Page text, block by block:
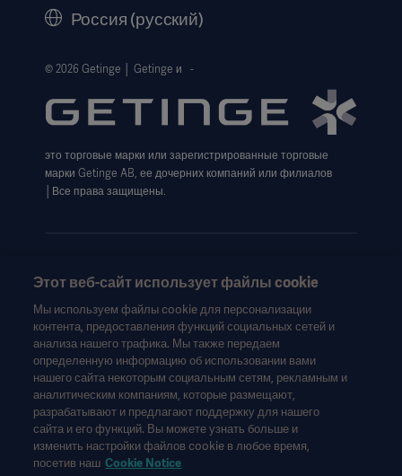
Website Privacy Policy
Website use disclaimer
Cookie Notice
Data Subject Request Form
Россия (русский)
© 2026 Getinge │ Getinge и -
это торговые марки или зарегистрированные торговые
марки Getinge AB, ее дочерних компаний или филиалов
│Все права защищены.
Эта информация предназначена исключительно для
медицинских работников или других профессиональных
аудиторий и носит сугубо информационный характер, не
является исчерпывающей и поэтому не может
рассматриваться как замена инструкции по эксплуатации,
руководства по техническому обслуживанию или
медицинской консультации. Getinge не несет
ответственности за любое действие или бездействие
любой стороны, основанное на этом материале, и
ответственность лежит исключительно на пользователе.
Этот веб-сайт использует файлы cookie
Мы используем файлы cookie для персонализации
контента, предоставления функций социальных сетей и
анализа нашего трафика. Мы также передаем
определенную информацию об использовании вами
нашего сайта некоторым социальным сетям, рекламным и
аналитическим компаниям, которые размещают,
разрабатывают и предлагают поддержку для нашего
сайта и его функций. Вы можете узнать больше и
изменить настройки файлов cookie в любое время,
посетив наш Cookie Notice